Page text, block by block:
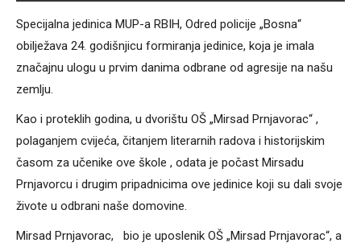
Specijalna jedinica MUP-a RBIH, Odred policije „Bosna“
obilježava 24. godišnjicu formiranja jedinice, koja je imala
značajnu ulogu u prvim danima odbrane od agresije na našu
zemlju.
Kao i proteklih godina, u dvorištu OŠ „Mirsad Prnjavorac“ ,
polaganjem cvijeća, čitanjem literarnih radova i historijskim
časom za učenike ove škole , odata je počast Mirsadu
Prnjavorcu i drugim pripadnicima ove jedinice koji su dali svoje
živote u odbrani naše domovine.
Mirsad Prnjavorac, bio je uposlenik OŠ „Mirsad Prnjavorac“, a